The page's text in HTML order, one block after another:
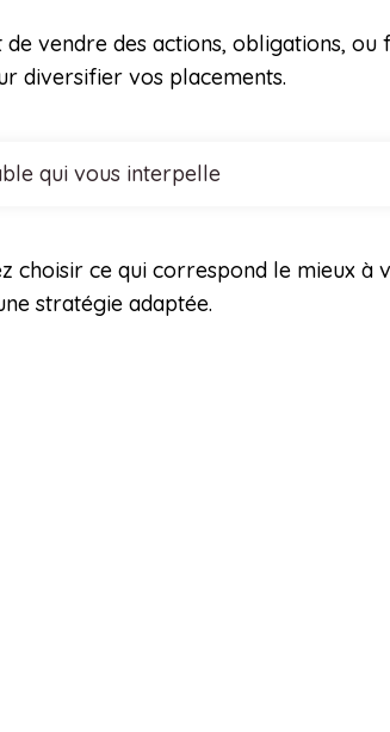
vendre des actions, obligations, ou
diversifier vos placements.
qui vous interpelle
choisir ce qui correspond le mieux à
stratégie adaptée.